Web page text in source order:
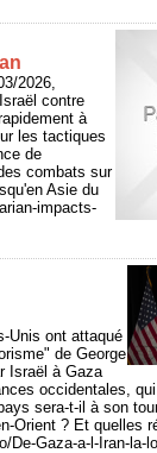
2026,
contre
à
les tactiques
de
combats sur
Asie du
impacts-
Unis ont attaqué
de George
Israël à Gaza
occidentales,
sera-t-il à son
Orient ? Et quelles
De-Gaza-a-l-Iran-la-